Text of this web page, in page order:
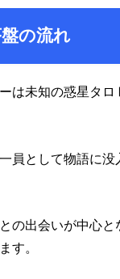
の流れ
は未知の惑星タ
員として物語に
の出会いが中心と
す。